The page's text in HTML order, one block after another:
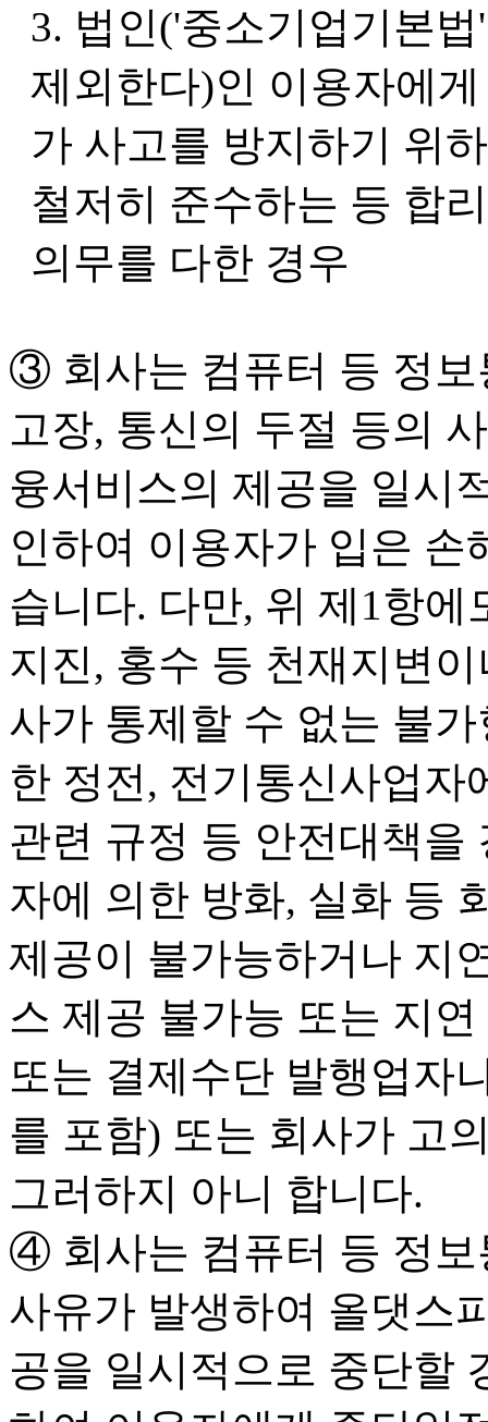
3. 법인('중소기업기본
제외한다)인 이용자에
가 사고를 방지하기 위
철저히 준수하는 등 합
의무를 다한 경우
③ 회사는 컴퓨터 등 정보
고장, 통신의 두절 등의
융서비스의 제공을 일시
인하여 이용자가 입은
습니다. 다만, 위 제1항
지진, 홍수 등 천재지변
사가 통제할 수 없는 불
한 정전, 전기통신사업자
관련 규정 등 안전대책을
자에 의한 방화, 실화 등
제공이 불가능하거나 지
스 제공 불가능 또는 지
또는 결제수단 발행업자
를 포함) 또는 회사가 고
그러하지 아니 합니다.
④ 회사는 컴퓨터 등 정보
사유가 발생하여 올댓스
공을 일시적으로 중단할